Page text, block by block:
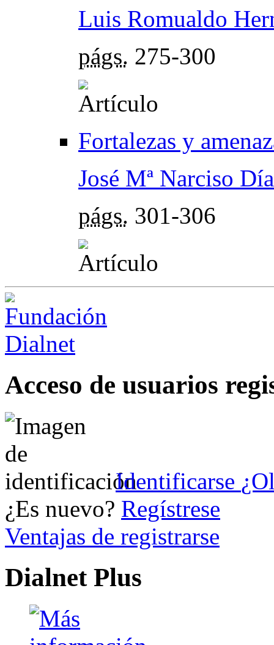
Luis Romualdo
págs. 275-300
Fortalezas y
José Mª Narciso
págs. 301-306
Acceso de usuarios
Identificarse
¿Es nuevo? Regístrese
Ventajas de registrarse
Dialnet Plus